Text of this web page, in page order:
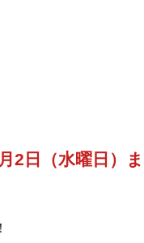
2日（水曜日）